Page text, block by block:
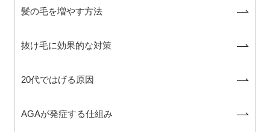
髪の毛を増やす方法
抜け毛に効果的な対策
20代ではげる原因
AGAが発症する仕組み